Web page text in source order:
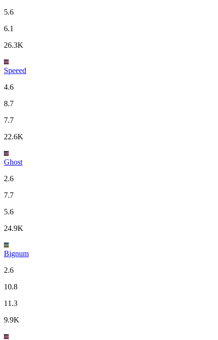
5.6
6.1
26.3K
Speeed
4.6
8.7
7.7
22.6K
Ghost
2.6
7.7
5.6
24.9K
Bignum
2.6
10.8
11.3
9.9K